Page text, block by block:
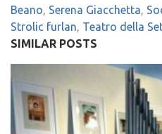
Beano, Serena Giacchetta,
Strolic furlan, Teatro della
SIMILAR POSTS